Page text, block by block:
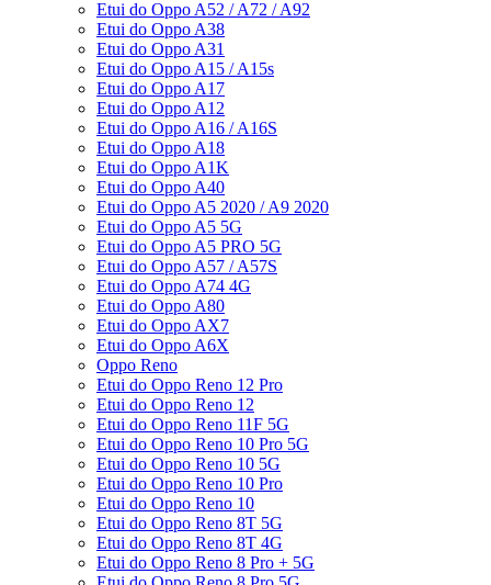
Etui do Oppo A52 / A72 / A92
Etui do Oppo A38
Etui do Oppo A31
Etui do Oppo A15 / A15s
Etui do Oppo A17
Etui do Oppo A12
Etui do Oppo A16 / A16S
Etui do Oppo A18
Etui do Oppo A1K
Etui do Oppo A40
Etui do Oppo A5 2020 / A9 2020
Etui do Oppo A5 5G
Etui do Oppo A5 PRO 5G
Etui do Oppo A57 / A57S
Etui do Oppo A74 4G
Etui do Oppo A80
Etui do Oppo AX7
Etui do Oppo A6X
Oppo Reno
Etui do Oppo Reno 12 Pro
Etui do Oppo Reno 12
Etui do Oppo Reno 11F 5G
Etui do Oppo Reno 10 Pro 5G
Etui do Oppo Reno 10 5G
Etui do Oppo Reno 10 Pro
Etui do Oppo Reno 10
Etui do Oppo Reno 8T 5G
Etui do Oppo Reno 8T 4G
Etui do Oppo Reno 8 Pro + 5G